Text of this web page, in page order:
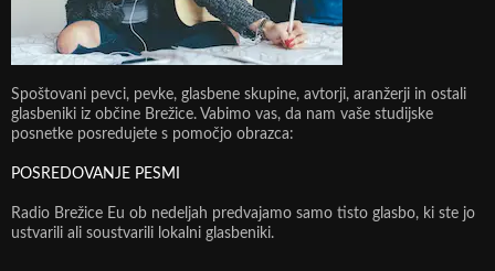
Spoštovani pevci, pevke, glasbene skupine, avtorji, aranžerji in ostali
glasbeniki iz občine Brežice. Vabimo vas, da nam vaše studijske
posnetke posredujete s pomočjo obrazca:
POSREDOVANJE PESMI
Radio Brežice Eu ob nedeljah predvajamo samo tisto glasbo, ki ste jo
ustvarili ali soustvarili lokalni glasbeniki.